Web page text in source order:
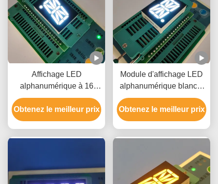
Affichage LED
alphanumérique à 16
segments blanc pour
indicateur d'ascenseur
Obtenez le meilleur prix
Module d'affichage LED
alphanumérique blanc à
16 segments
Obtenez le meilleur prix